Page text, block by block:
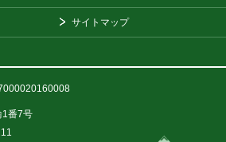
サイトマップ
1番7号